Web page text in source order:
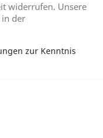
widerrufen. Unsere
der
zur Kenntnis